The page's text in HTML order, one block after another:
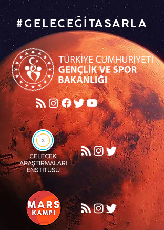
#GELECEĞİTASARLA